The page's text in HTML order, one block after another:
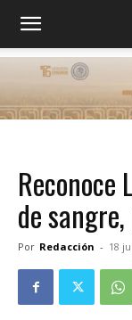
Reconoce
de
Por Redacción - 18